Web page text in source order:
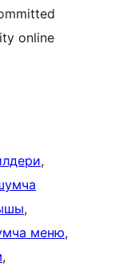
online
меню